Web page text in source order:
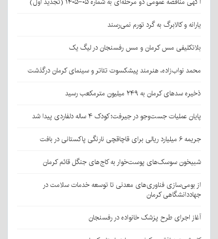
یارانه و کالابرگ به گرد تورم نمی‌رسند
بلاتکلیفی مس کرمان و مس رفسنجان در لیگ یک
محمد نواب‌زاده، هنرمند پیشکسوت تئاتر و سینمای کرمان درگذشت
ذخیره سدهای کرمان به ۲۴۹ میلیون مترمکعب رسید
پایان عملیات جست‌وجو در جیرفت؛ کودک ۴ ساله دلفاردی پیدا شد
جریمه ۶ میلیارد ریالی برای قاچاقچی نارنگی پاکستانی در بافت
شبیخون سوسک‌های پوست‌خوار به کاج‌های جنگل قائم کرمان
از بومی‌سازی فناوری‌های معدنی تا توسعه خدمات سلامت در
جهاددانشگاهی کرمان
آغاز اجرای طرح پزشک خانواده در رفسنجان